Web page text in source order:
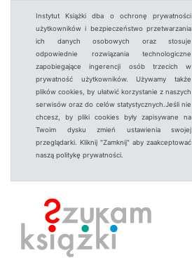
Instytut Książki dba o ochronę prywatności
użytkowników i bezpieczeństwo przetwarzania
ich danych osobowych oraz stosuje
odpowiednie rozwiązania technologiczne
zapobiegające ingerencji osób trzecich w
prywatność użytkowników. Używamy także
plików cookies, by ułatwić korzystanie z naszych
serwisów oraz do celów statystycznych.Jeśli nie
chcesz, by pliki cookies były zapisywane na
Twoim dysku zmień ustawienia swojej
przeglądarki. Kliknij "Zamknij" aby zaakceptować
naszą politykę prywatności.